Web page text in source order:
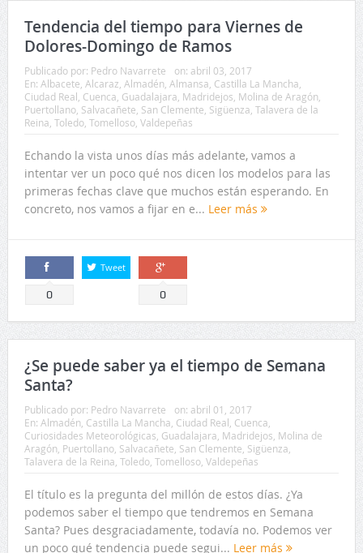
Tendencia del tiempo para Viernes de
Dolores-Domingo de Ramos
Publicado por: Pedro Navarrete on: abril 03, 2017
En: Albacete Alcaraz Almadén Almansa Castilla La Mancha
Ciudad Real Cuenca Guadalajara Madridejos Molina de Aragón
Puertollano, Salvacañete San Clemente Sigüenza Talavera de la
Reina Toledo, Tomelloso, Valdepeñas
Echando la vista unos días más adelante, vamos a
intentar ver un poco qué nos dicen los modelos para las
primeras fechas clave que muchos están esperando. En
concreto, nos vamos a fijar en e... Leer más
Comparte
0
Tweet
Comparte
0
¿Se puede saber ya el tiempo de Semana
Santa?
Publicado por: Pedro Navarrete on: abril 01, 2017
En: Almadén Castilla La Mancha Ciudad Real Cuenca
Curiosidades Meteorológicas Guadalajara Madridejos Molina de
Aragón Puertollano, Salvacañete San Clemente Sigüenza
Talavera de la Reina Toledo, Tomelloso, Valdepeñas
El título es la pregunta del millón de estos días. ¿Ya
podemos saber el tiempo que tendremos en Semana
Santa? Pues desgraciadamente, todavía no. Podemos ver
un poco qué tendencia puede segui... Leer más